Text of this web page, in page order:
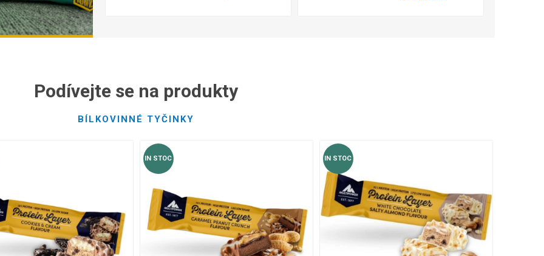
Podívejte se na produkty
BÍLKOVINNÉ TYČINKY
IN STOC IN STOC